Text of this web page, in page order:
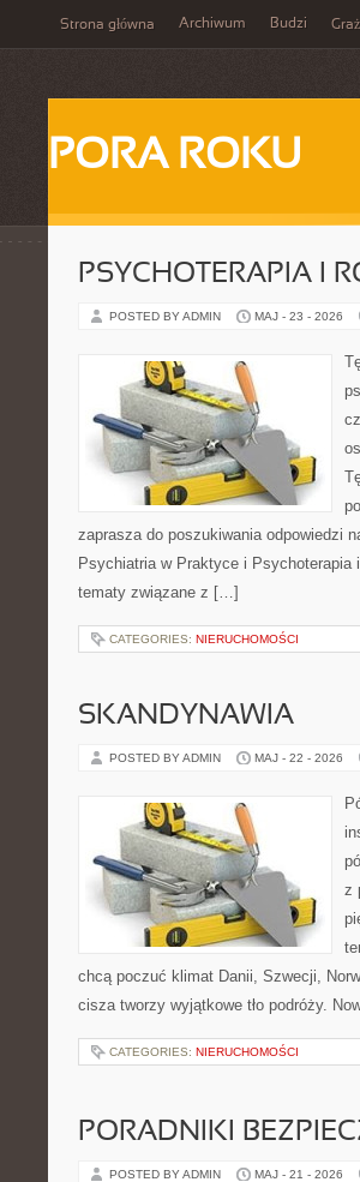
Strona główna Archiwum Budzi
PORA ROKU
PSYCHOTERAPIA I
POSTED BY ADMIN MAJ - 23 - 2026
zaprasza do poszukiwania odpowiedzi
Psychiatria w Praktyce i
tematy związane z […]
CATEGORIES: NIERUCHOMOŚCI
SKANDYNAWIA
POSTED BY ADMIN MAJ - 22 - 2026
z
chcą poczuć klimat Danii, Szwecji,
cisza tworzy wyjątkowe tło podróży.
CATEGORIES: NIERUCHOMOŚCI
PORADNIKI
POSTED BY ADMIN MAJ - 21 - 2026